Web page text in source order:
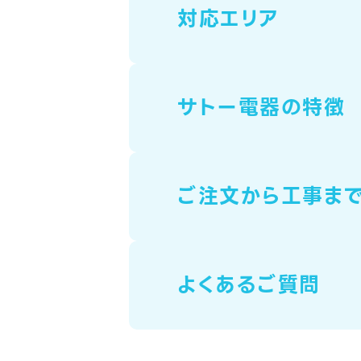
対応エリア
サトー電器の特徴
ご注文から工事ま
よくあるご質問